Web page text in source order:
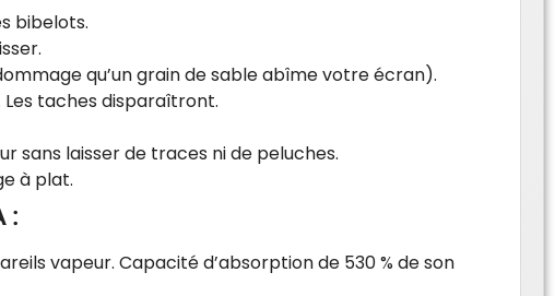
bibelots.
qu’un grain de sable abîme votre écran).
taches disparaîtront.
sans laisser de traces ni de peluches.
à plat.
:
vapeur. Capacité d’absorption de 530 % de son